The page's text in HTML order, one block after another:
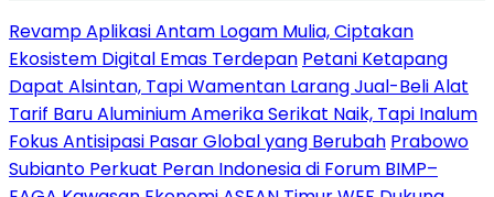
Revamp Aplikasi Antam Logam Mulia, Ciptakan
Ekosistem Digital Emas Terdepan Petani Ketapang
Dapat Alsintan, Tapi Wamentan Larang Jual-Beli Alat
Tarif Baru Aluminium Amerika Serikat Naik, Tapi Inalum
Fokus Antisipasi Pasar Global yang Berubah Prabowo
Subianto Perkuat Peran Indonesia di Forum BIMP–